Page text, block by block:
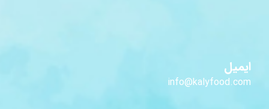
ایمیل
info@kalyfood.com